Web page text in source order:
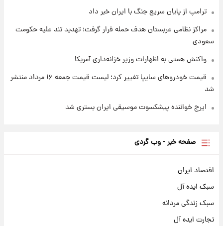
ترامپ از پایان سریع جنگ با ایران خبر داد
مراکز نظامی عربستان هدف حمله قرار گرفت؛ تهدید تند علیه حکومت
سعودی
واکنش همتی به اظهارات وزیر خزانه‌داری آمریکا
قیمت خودروهای سایپا تغییر کرد؛ لیست قیمت جمعه ۱۶ مرداد منتشر
شد
ایرج خواننده پیشکسوت موسیقی ایران بستری شد
صفحه خبر - وب گردی
اقتصاد ایران
سبک ایده آل
سبک زندگی مردانه
تجارت ایده آل